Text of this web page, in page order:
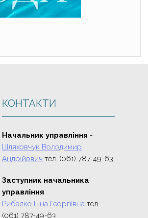
КОНТАКТИ
Начальник управління -
Шляховчук Володимир
Андрійович тел. (061) 787-49-63
Заступник начальника
управління
Рибалко Інна Георгіївна тел.
(061) 787-49-63